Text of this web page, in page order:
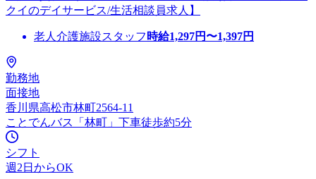
クイのデイサービス/生活相談員求人】
老人介護施設スタッフ 時給1,297円〜1,397円
勤務地
面接地
香川県高松市林町2564-11
ことでんバス「林町」下車徒歩約5分
シフト
週2日からOK